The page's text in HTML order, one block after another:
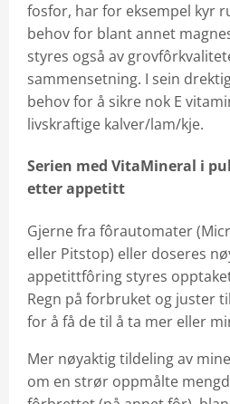
fosfor, har for eksempel kyr
behov for blant annet
styres også av
sammensetning. I sein
behov for å sikre nok E
livskraftige kalver/lam/kje.
Serien med VitaMineral i
etter appetitt
Gjerne fra fôrautomater
eller Pitstop) eller doseres
appetittfôring styres
Regn på forbruket og juster
for å få de til å ta mer eller
Mer nøyaktig tildeling av
om en strør oppmålte